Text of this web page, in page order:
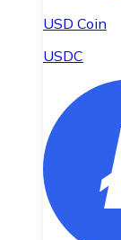
USD Coin
USDC